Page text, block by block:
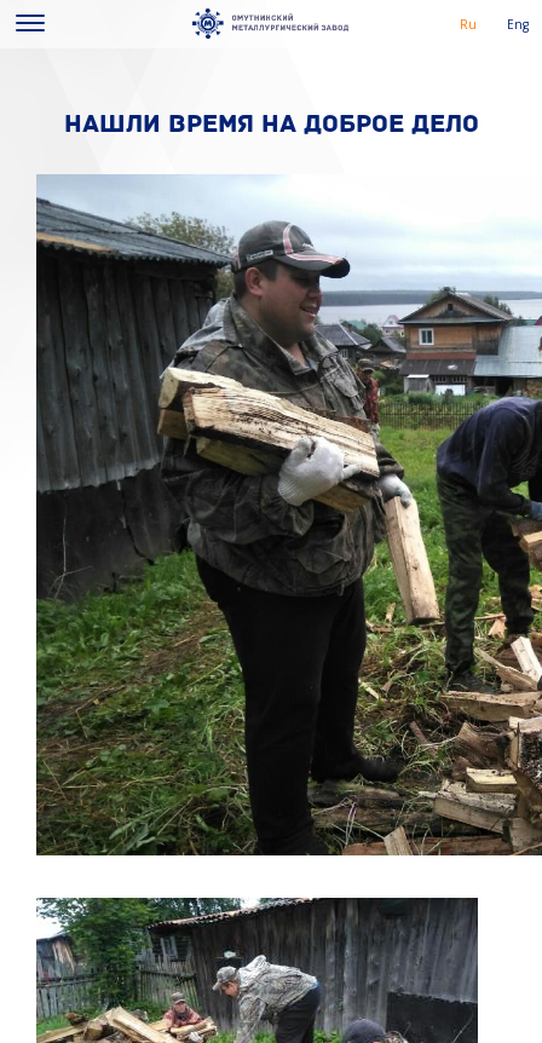
Ru Eng
НАШЛИ ВРЕМЯ НА ДОБРОЕ ДЕЛО